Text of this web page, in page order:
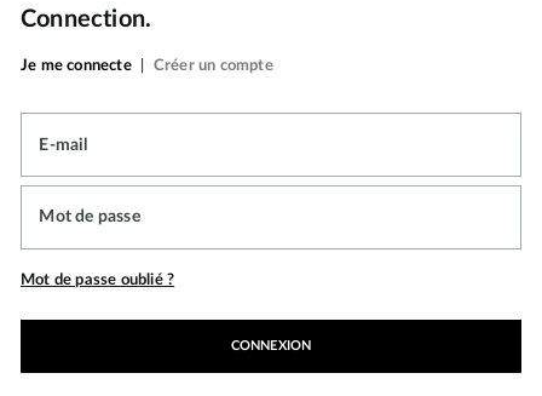
Connection.
Je me connecte Créer un compte
E-mail
Mot de passe
Mot de passe oublié ?
CONNEXION